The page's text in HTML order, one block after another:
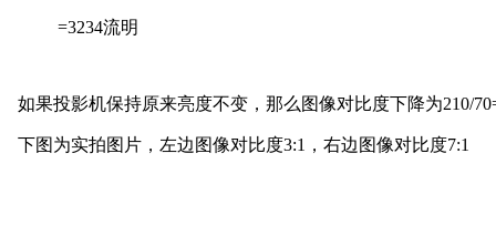
=3234流明
如果投影机保持原来亮度不变，那么图像对比度下降为210/
下图为实拍图片，左边图像对比度3:1，右边图像对比度7:1